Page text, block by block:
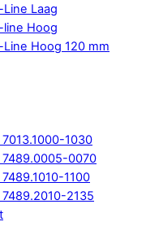
Laag
line Hoog
Hoog 120 mm
1030
7489.0005-0070
1100
2135